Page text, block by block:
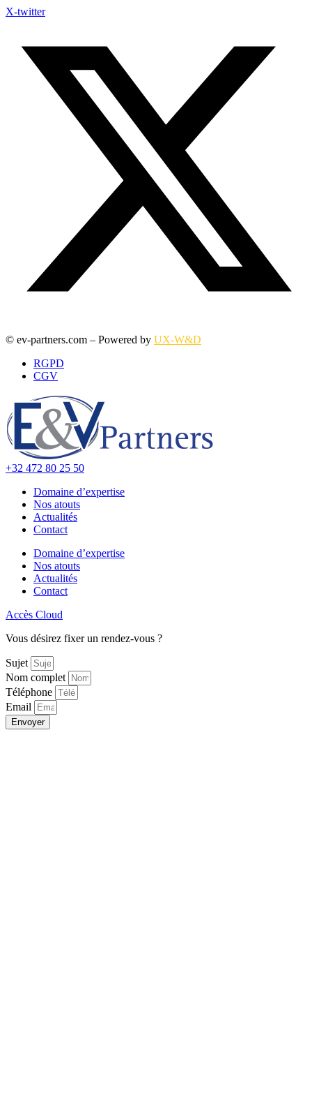
X-twitter
© ev-partners.com – Powered by UX-W&D
RGPD
CGV
+32 472 80 25 50
Domaine d’expertise
Nos atouts
Actualités
Contact
Domaine d’expertise
Nos atouts
Actualités
Contact
Accès Cloud
Vous désirez fixer un rendez-vous ?
Sujet
Nom complet
Téléphone
Email
Envoyer